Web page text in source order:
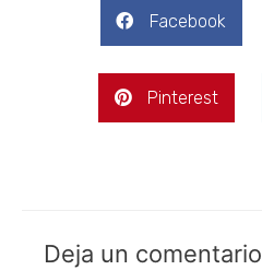
Facebook
Pinterest
Deja un comentario